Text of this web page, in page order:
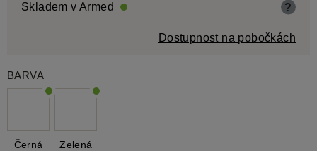
Skladem v Armed ?
Dostupnost na pobočkách
BARVA
Černá Zelená